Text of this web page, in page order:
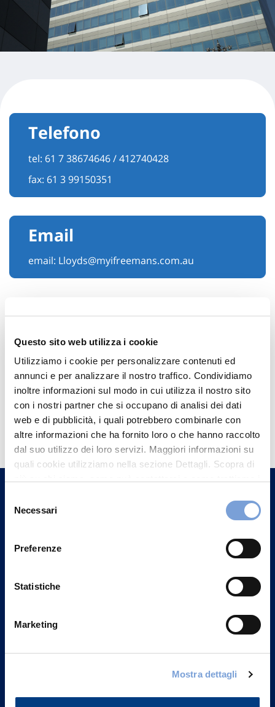
Questo sito web utilizza i cookie
Utilizziamo i cookie per personalizzare contenuti ed
annunci e per analizzare il nostro traffico. Condividiamo
inoltre informazioni sul modo in cui utilizza il nostro sito
con i nostri partner che si occupano di analisi dei dati
web e di pubblicità, i quali potrebbero combinarle con
altre informazioni che ha fornito loro o che hanno raccolto
dal suo utilizzo dei loro servizi. Maggiori informazioni su
quali cookie utilizziamo nella sezione Dettagli. Scopra di
può trovare nel footer del sito nella sezione "Informativa
delNecessari
Preferenze
Statistiche
Marketing
Mostra dettagli
Telefono
tel: 61 7 38674646 / 412740428
fax: 61 3 99150351
Email
email: Lloyds@myifreemans.com.au
Hai bisogno di
informazioni?
Trova l'Agenzia più vicina a te e parla con
Contattaci